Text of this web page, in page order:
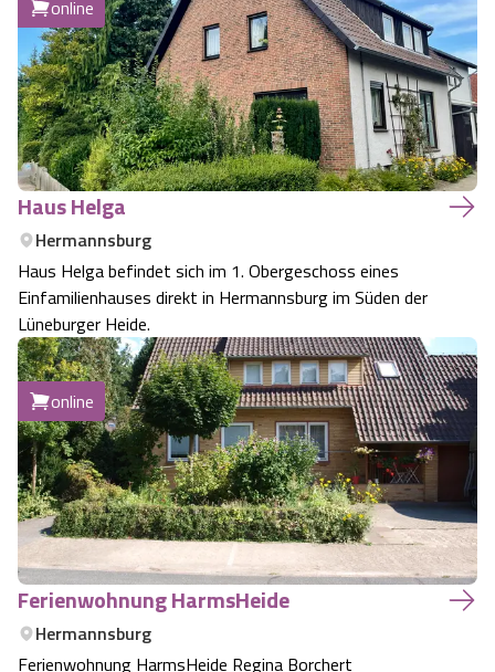
online
Haus Helga
Hermannsburg
Haus Helga befindet sich im 1. Obergeschoss eines
Einfamilienhauses direkt in Hermannsburg im Süden der
Lüneburger Heide.
online
Ferienwohnung HarmsHeide
Hermannsburg
Ferienwohnung HarmsHeide Regina Borchert